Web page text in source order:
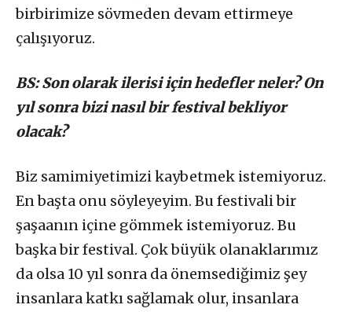
birbirimize sövmeden devam ettirmeye
çalışıyoruz.
BS: Son olarak ilerisi için hedefler neler? On
yıl sonra bizi nasıl bir festival bekliyor
olacak?
Biz samimiyetimizi kaybetmek istemiyoruz.
En başta onu söyleyeyim. Bu festivali bir
şaşaanın içine gömmek istemiyoruz. Bu
başka bir festival. Çok büyük olanaklarımız
da olsa 10 yıl sonra da önemsediğimiz şey
insanlara katkı sağlamak olur, insanlara